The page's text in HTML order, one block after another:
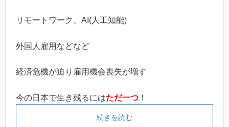
リモートワーク、AI(人工知能)
外国人雇用などなど
経済危機が迫り雇用機会喪失が増す
今の日本で生き残るにはただ一つ ！
続きを読む